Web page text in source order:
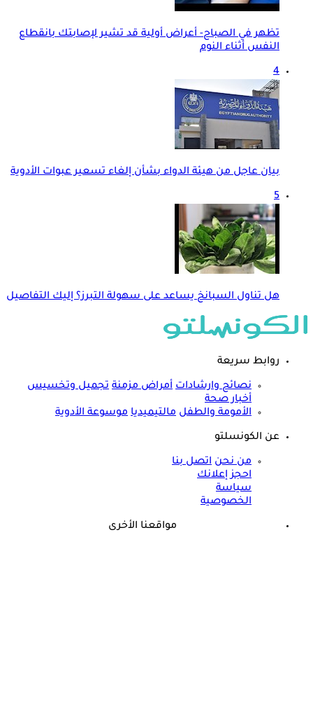
تظهر في الصباح- أعراض أولية قد تشير لإصابتك بانقطاع
النفس أثناء النوم
4
بيان عاجل من هيئة الدواء بشأن إلغاء تسعير عبوات الأدوية
5
هل تناول السبانخ يساعد على سهولة التبرز؟ إليك التفاصيل
روابط سريعة
نصائح وارشادات أمراض مزمنة تجميل وتخسيس
أخبار صحة
الأمومة والطفل مالتيميديا موسوعة الأدوية
عن الكونسلتو
من نحن اتصل بنا
احجز إعلانك
سياسة
الخصوصية
مواقعنا الأخرى